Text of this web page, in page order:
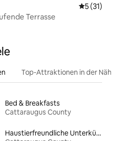
5 (31)
Terrasse
Top-Attraktionen in der
Bed & Breakfasts
Cattaraugus County
Haustierfreundliche Unterkünfte